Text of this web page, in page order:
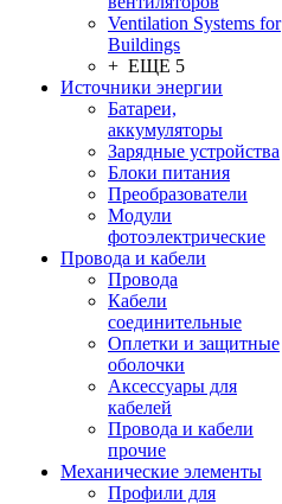
Ventilation Systems for
Buildings
+ ЕЩЕ 5
Источники энергии
Батареи,
аккумуляторы
Зарядные устройства
Блоки питания
Преобразователи
Модули
фотоэлектрические
Провода и кабели
Провода
Кабели
соединительные
Оплетки и защитные
оболочки
Аксессуары для
кабелей
Провода и кабели
прочие
Механические элементы
Профили для